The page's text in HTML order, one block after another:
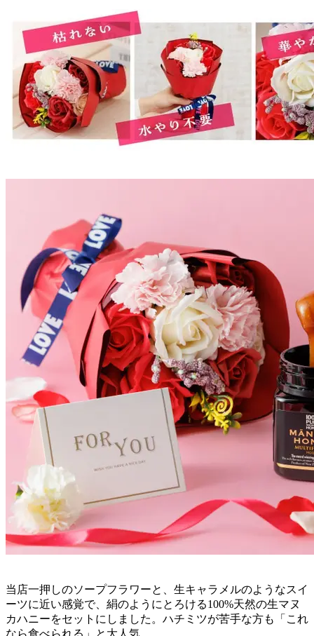
当店一押しのソープフラワーと、生キャラメルのようなスイ
ーツに近い感覚で、絹のようにとろける100%天然の生マヌ
カハニーをセットにしました。ハチミツが苦手な方も「これ
なら食べられる」と大人気。